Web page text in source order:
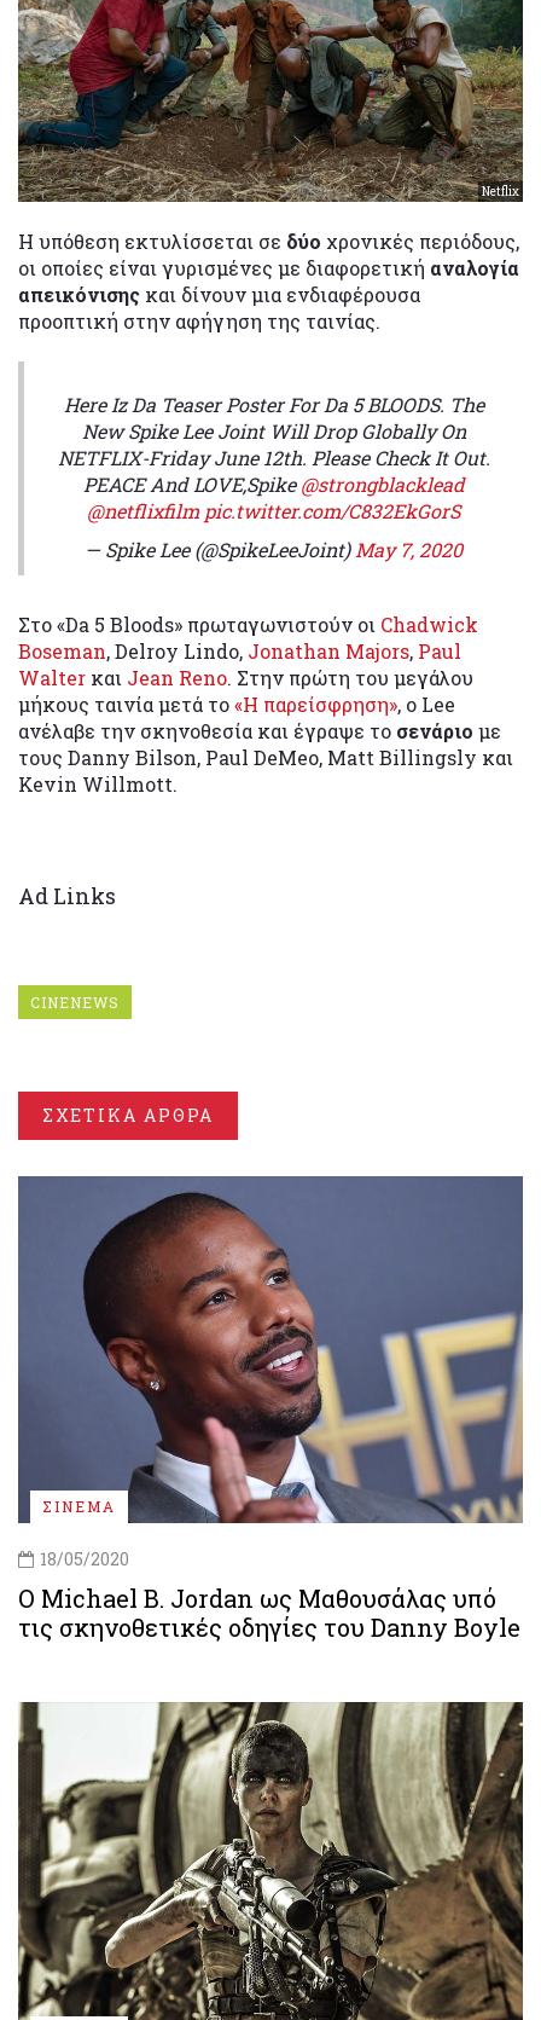
Netflix
Η υπόθεση εκτυλίσσεται σε δύο χρονικές περιόδους,
οι οποίες είναι γυρισμένες με διαφορετική αναλογία
απεικόνισης και δίνουν μια ενδιαφέρουσα
προοπτική στην αφήγηση της ταινίας.
Here Iz Da Teaser Poster For Da 5 BLOODS. The
New Spike Lee Joint Will Drop Globally On
NETFLIX-Friday June 12th. Please Check It Out.
PEACE And LOVE,Spike@strongblacklead
@netflixfilm pic.twitter.com/C832EkGorS
— Spike Lee (@SpikeLeeJoint) May 7, 2020
Στο «Da 5 Bloods» πρωταγωνιστούν οι Chadwick
Boseman, Delroy Lindo, Jonathan Majors, Paul
Walter και Jean Reno. Στην πρώτη του μεγάλου
μήκους ταινία μετά το«Η παρείσφρηση», ο Lee
ανέλαβε την σκηνοθεσία και έγραψε το σενάριο με
τους Danny Bilson, Paul DeMeo, Matt Billingsly και
Kevin Willmott.
Ad Links
CINENEWS
ΣΧΕΤΙΚΑ ΑΡΘΡΑ
ΣΙΝΕΜΑ
18/05/2020
Ο Michael B. Jordan ως Μαθουσάλας υπό
τις σκηνοθετικές οδηγίες του Danny Boyle